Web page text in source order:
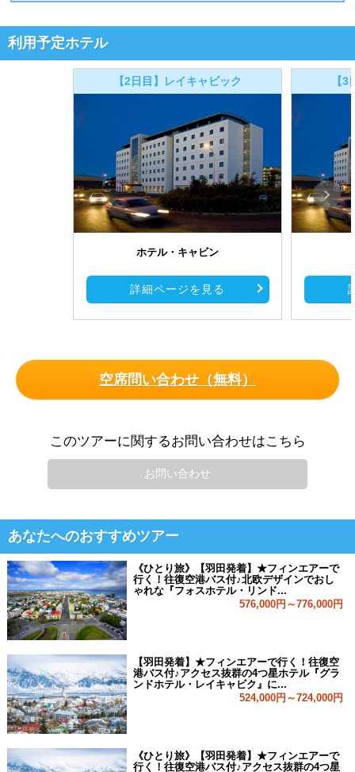
利用予定ホテル
【2日目】レイキャビック
ホテル・キャビン
詳細ページを見る
【
空席問い合わせ（無料）
このツアーに関するお問い合わせはこちら
お問い合わせ
あなたへのおすすめツアー
《ひとり旅》【羽田発着】★フィンエアーで
行く！往復空港バス付♪北欧デザインでおし
ゃれな『フォスホテル・リンド...
576,000円～776,000円
【羽田発着】★フィンエアーで行く！往復空
港バス付♪アクセス抜群の4つ星ホテル『グラ
ンドホテル・レイキャビク』に...
524,000円～724,000円
《ひとり旅》【羽田発着】★フィンエアーで
行く！往復空港バス付♪アクセス抜群の4つ星